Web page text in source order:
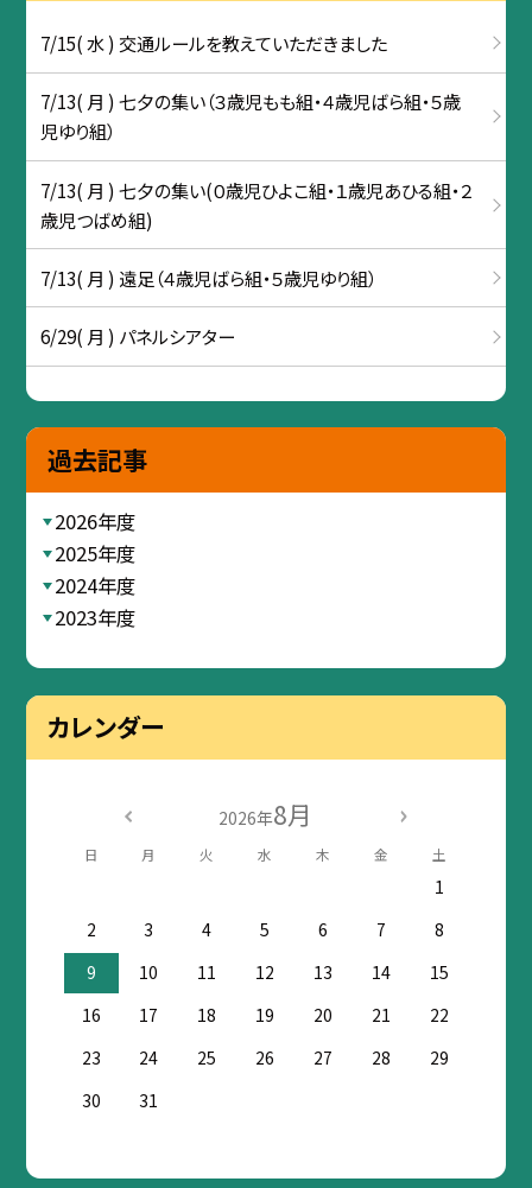
7/15( 水 ) 交通ルールを教えていただきました
7/13( 月 ) 七夕の集い（３歳児もも組・４歳児ばら組・５歳
児ゆり組）
7/13( 月 ) 七夕の集い(０歳児ひよこ組・１歳児あひる組・２
歳児つばめ組)
7/13( 月 ) 遠足（４歳児ばら組・５歳児ゆり組）
6/29( 月 ) パネルシアター
過去記事
2026年度
2025年度
2024年度
2023年度
カレンダー
2026年8月
日 月 火 水 木 金 土
1
2
3 4 5 6 7
8
9
10 11 12 13 14
15
16
17 18 19 20 21
22
23
24 25 26 27 28
29
30
31